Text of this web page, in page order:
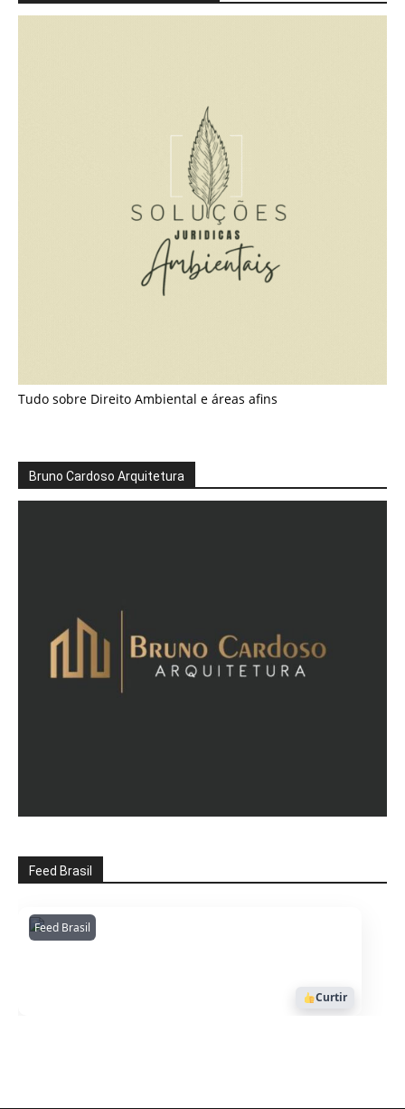
Tudo sobre Direito Ambiental e áreas afins
Bruno Cardoso Arquitetura
Feed Brasil
Feed BrasilAmazonianarede
1053
Curtir